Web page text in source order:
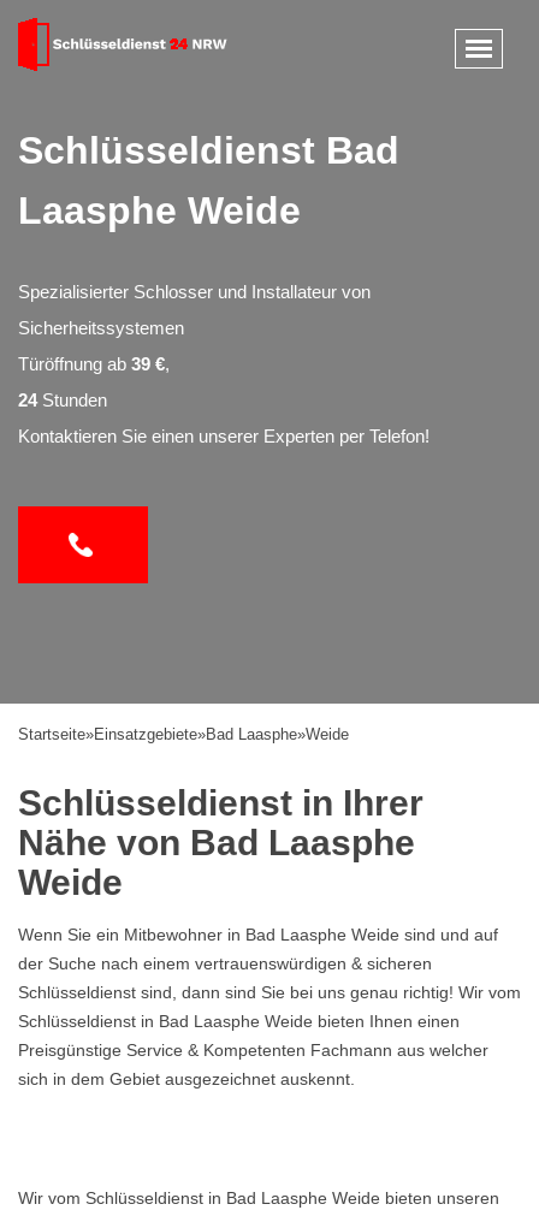
Schlüsseldienst Bad
Laasphe Weide
Spezialisierter Schlosser und Installateur von
Sicherheitssystemen
Türöffnung ab 39 €,
24Stunden
Kontaktieren Sie einen unserer Experten per Telefon!
Startseite»Einsatzgebiete»Bad Laasphe»Weide
Schlüsseldienst in Ihrer
Nähe von Bad Laasphe
Weide
Wenn Sie ein Mitbewohner in Bad Laasphe Weide sind und auf
der Suche nach einem vertrauenswürdigen & sicheren
Schlüsseldienst sind, dann sind Sie bei uns genau richtig! Wir vom
Schlüsseldienst in Bad Laasphe Weide bieten Ihnen einen
Preisgünstige Service & Kompetenten Fachmann aus welcher
sich in dem Gebiet ausgezeichnet auskennt.
Wir vom Schlüsseldienst in Bad Laasphe Weide bieten unseren